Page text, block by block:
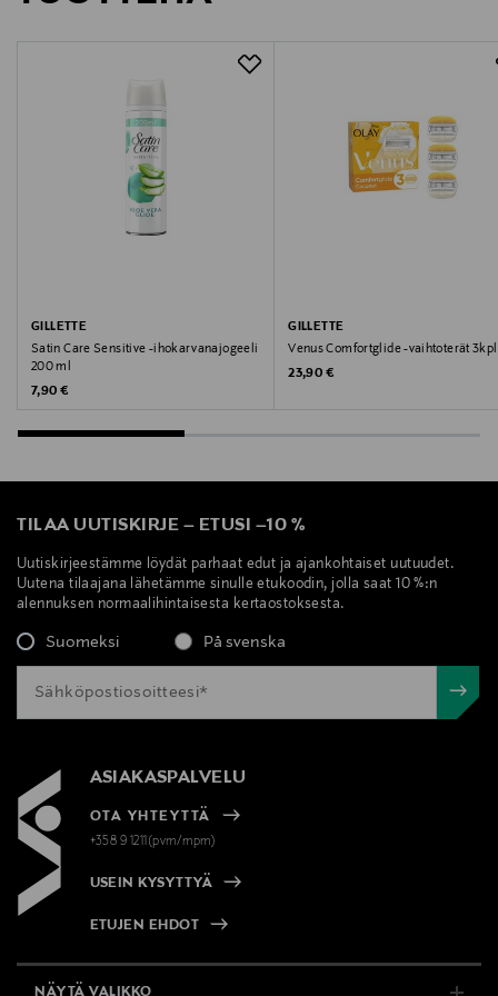
fin@batpower.fi
GILLETTE
Satin Care Sensitive -ihokarvanajogeeli
200 ml
Original Price
7,90 €
GILLETTE
Venus Comfortglide -vaihtoterät 3kpl
Original Price
23,90 €
TILAA UUTISKIRJE – ETUSI –10 %
Uutiskirjeestämme löydät parhaat edut ja ajankohtaiset uutuudet.
Uutena tilaajana lähetämme sinulle etukoodin, jolla saat 10 %:n
alennuksen normaalihintaisesta kertaostoksesta.
Suomeksi På svenska
ASIAKASPALVELU
OTA YHTEYTTÄ
+358 9 1211(pvm/mpm)
USEIN KYSYTTYÄ
ETUJEN EHDOT
NÄYTÄ VALIKKO